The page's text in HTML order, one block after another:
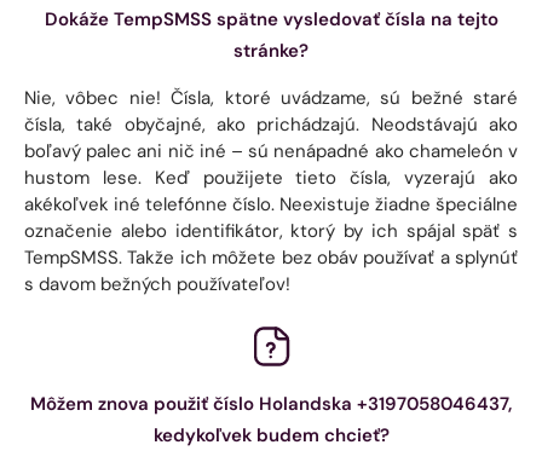
Dokáže TempSMSS spätne vysledovať čísla na tejto
stránke?
Nie, vôbec nie! Čísla, ktoré uvádzame, sú bežné staré
čísla, také obyčajné, ako prichádzajú. Neodstávajú ako
boľavý palec ani nič iné – sú nenápadné ako chameleón v
hustom lese. Keď použijete tieto čísla, vyzerajú ako
akékoľvek iné telefónne číslo. Neexistuje žiadne špeciálne
označenie alebo identifikátor, ktorý by ich spájal späť s
TempSMSS. Takže ich môžete bez obáv používať a splynúť
s davom bežných používateľov!
Môžem znova použiť číslo Holandska +3197058046437,
kedykoľvek budem chcieť?